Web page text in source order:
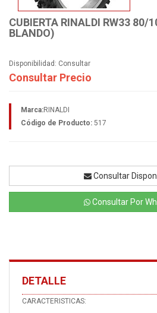
CUBIERTA RINALDI RW33 80/
BLANDO)
Disponibilidad: Consultar
Consultar Precio
Marca:RINALDI
Código de Producto: 517
Consultar
Consultar Por
DETALLE
CARACTERISTICAS: